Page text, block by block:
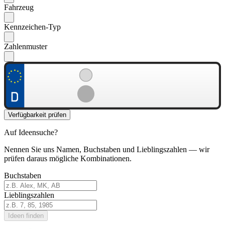
Fahrzeug
Kennzeichen-Typ
Zahlenmuster
Verfügbarkeit prüfen
Auf Ideensuche?
Nennen Sie uns Namen, Buchstaben und Lieblingszahlen — wir
prüfen daraus mögliche Kombinationen.
Buchstaben
Lieblingszahlen
Ideen finden